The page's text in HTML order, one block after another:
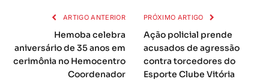
ARTIGO ANTERIOR
Hemoba celebra
aniversário de 35 anos em
cerimônia no Hemocentro
Coordenador
PRÓXIMO ARTIGO
Ação policial prende
acusados de agressão
contra torcedores do
Esporte Clube Vitória